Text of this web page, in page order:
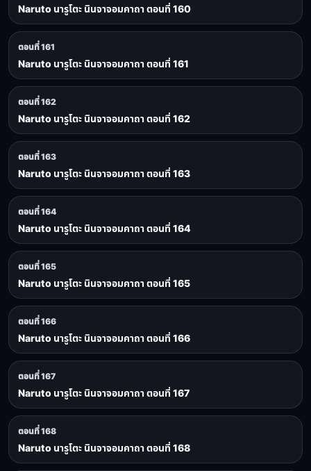
Naruto นารูโตะ นินจาจอมคาถา ตอนที่ 160
ตอนที่ 161
Naruto นารูโตะ นินจาจอมคาถา ตอนที่ 161
ตอนที่ 162
Naruto นารูโตะ นินจาจอมคาถา ตอนที่ 162
ตอนที่ 163
Naruto นารูโตะ นินจาจอมคาถา ตอนที่ 163
ตอนที่ 164
Naruto นารูโตะ นินจาจอมคาถา ตอนที่ 164
ตอนที่ 165
Naruto นารูโตะ นินจาจอมคาถา ตอนที่ 165
ตอนที่ 166
Naruto นารูโตะ นินจาจอมคาถา ตอนที่ 166
ตอนที่ 167
Naruto นารูโตะ นินจาจอมคาถา ตอนที่ 167
ตอนที่ 168
Naruto นารูโตะ นินจาจอมคาถา ตอนที่ 168